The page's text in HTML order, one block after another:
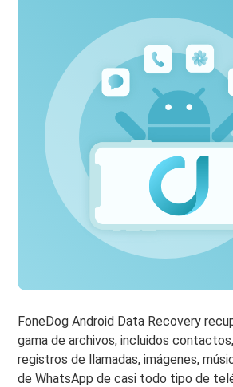
FoneDog Android Data Recovery
gama de archivos, incluidos
registros de llamadas, imágenes,
de WhatsApp de casi todo tipo de